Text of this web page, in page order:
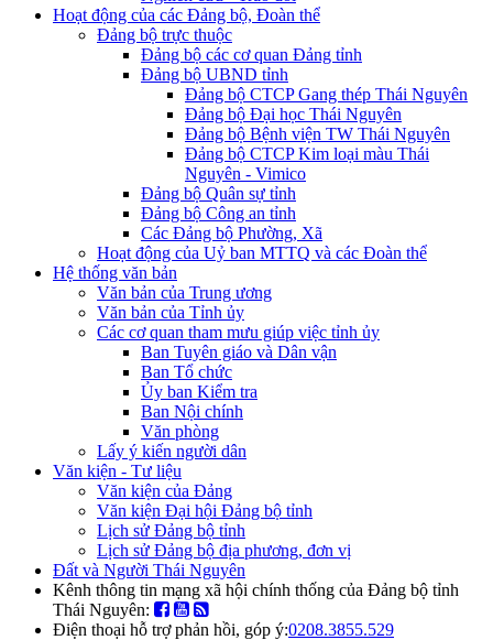
Hoạt động của các Đảng bộ, Đoàn thể
Đảng bộ trực thuộc
Đảng bộ các cơ quan Đảng tỉnh
Đảng bộ UBND tỉnh
Đảng bộ CTCP Gang thép Thái Nguyên
Đảng bộ Đại học Thái Nguyên
Đảng bộ Bệnh viện TW Thái Nguyên
Đảng bộ CTCP Kim loại màu Thái
Nguyên - Vimico
Đảng bộ Quân sự tỉnh
Đảng bộ Công an tỉnh
Các Đảng bộ Phường, Xã
Hoạt động của Uỷ ban MTTQ và các Đoàn thể
Hệ thống văn bản
Văn bản của Trung ương
Văn bản của Tỉnh ủy
Các cơ quan tham mưu giúp việc tỉnh ủy
Ban Tuyên giáo và Dân vận
Ban Tổ chức
Ủy ban Kiểm tra
Ban Nội chính
Văn phòng
Lấy ý kiến người dân
Văn kiện - Tư liệu
Văn kiện của Đảng
Văn kiện Đại hội Đảng bộ tỉnh
Lịch sử Đảng bộ tỉnh
Lịch sử Đảng bộ địa phương, đơn vị
Đất và Người Thái Nguyên
Kênh thông tin mạng xã hội chính thống của Đảng bộ tỉnh
Thái Nguyên:
Điện thoại hỗ trợ phản hồi, góp ý:0208.3855.529